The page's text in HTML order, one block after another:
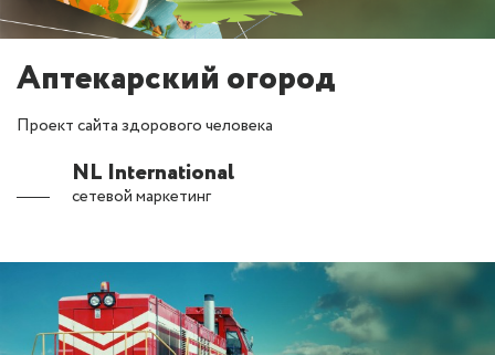
Аптекарский огород
Проект сайта здорового человека
NL International
сетевой маркетинг